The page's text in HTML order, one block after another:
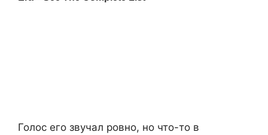
Голос его звучал ровно, но что-то в